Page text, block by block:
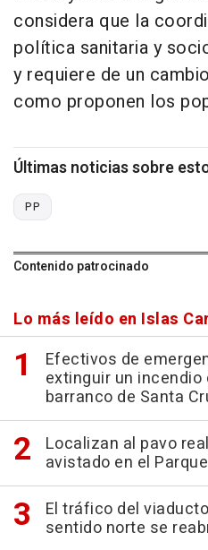
considera que la
política sanitaria y
y requiere de un
como proponen los
Últimas noticias sobre
PP
Contenido patrocinado
Lo más leído en Islas
Efectivos de
extinguir un
barranco de Santa
Localizan al pavo
avistado en el
El tráfico del
sentido norte se